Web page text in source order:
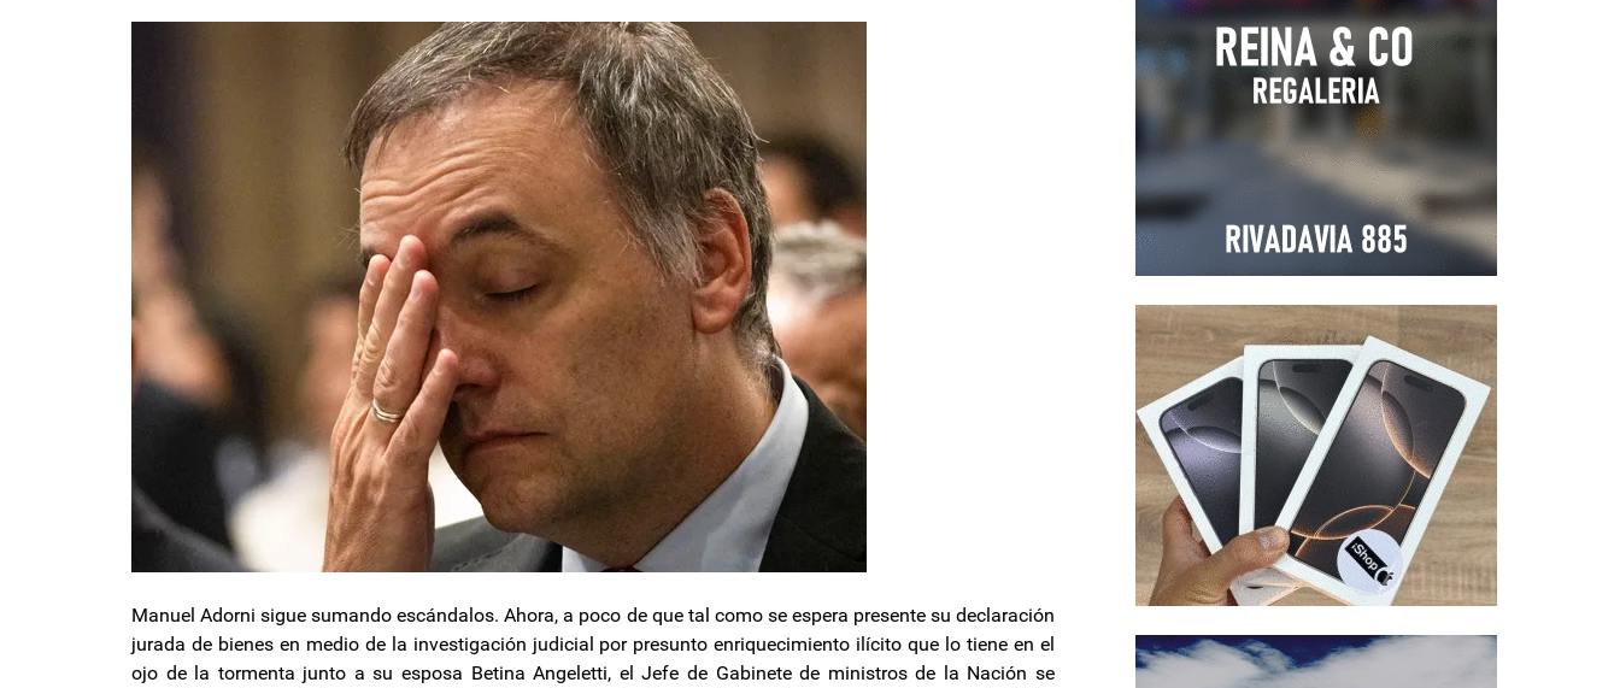
Manuel Adorni sigue sumando escándalos. Ahora, a poco de que tal como se espera presente su declaración
jurada de bienes en medio de la investigación judicial por presunto enriquecimiento ilícito que lo tiene en el
ojo de la tormenta junto a su esposa Betina Angeletti, el Jefe de Gabinete de ministros de la Nación se